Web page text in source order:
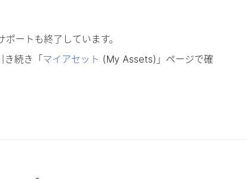
ートも終了しています。
続き「 マイアセット (My Assets)」ページで確